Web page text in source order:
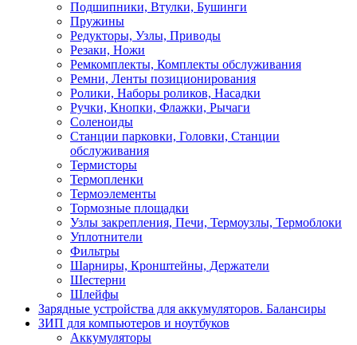
Подшипники, Втулки, Бушинги
Пружины
Редукторы, Узлы, Приводы
Резаки, Ножи
Ремкомплекты, Комплекты обслуживания
Ремни, Ленты позиционирования
Ролики, Наборы роликов, Насадки
Ручки, Кнопки, Флажки, Рычаги
Соленоиды
Станции парковки, Головки, Станции
обслуживания
Термисторы
Термопленки
Термоэлементы
Тормозные площадки
Узлы закрепления, Печи, Термоузлы, Термоблоки
Уплотнители
Фильтры
Шарниры, Кронштейны, Держатели
Шестерни
Шлейфы
Зарядные устройства для аккумуляторов. Балансиры
ЗИП для компьютеров и ноутбуков
Аккумуляторы